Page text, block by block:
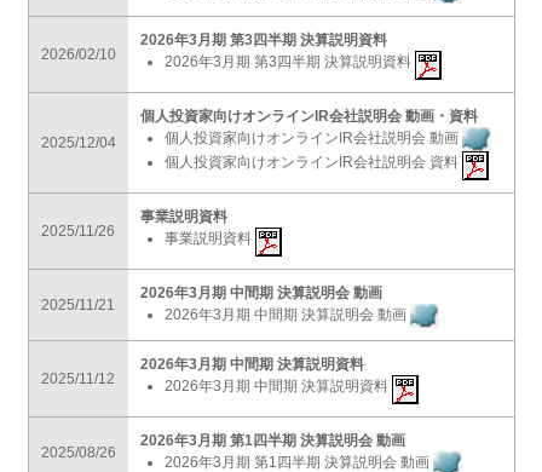
2026/02/10
2026年3月期 第3四半期 決算説明資料
2026年3月期 第3四半期 決算説明資料
2025/12/04
個人投資家向けオンラインIR会社説明会 動画・資料
個人投資家向けオンラインIR会社説明会 動画
個人投資家向けオンラインIR会社説明会 資料
2025/11/26
事業説明資料
事業説明資料
2025/11/21
2026年3月期 中間期 決算説明会 動画
2026年3月期 中間期 決算説明会 動画
2025/11/12
2026年3月期 中間期 決算説明資料
2026年3月期 中間期 決算説明資料
2025/08/26
2026年3月期 第1四半期 決算説明会 動画
2026年3月期 第1四半期 決算説明会 動画